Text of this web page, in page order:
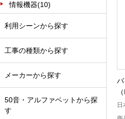
情報機器(10)
利用シーンから探す
工事の種類から探す
メーカーから探す
50音・アルファベットから探
す
日